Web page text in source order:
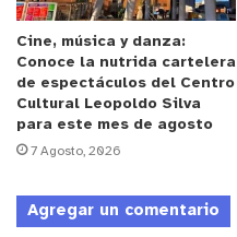
Cine, música y danza:
Conoce la nutrida cartelera
de espectáculos del Centro
Cultural Leopoldo Silva
para este mes de agosto
7 Agosto, 2026
Agregar un comentario